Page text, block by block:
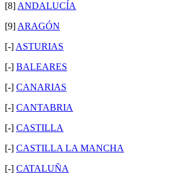
[8] ANDALUCÍA
[9] ARAGÓN
[-] ASTURIAS
[-] BALEARES
[-] CANARIAS
[-] CANTABRIA
[-] CASTILLA
[-] CASTILLA LA MANCHA
[-] CATALUÑA